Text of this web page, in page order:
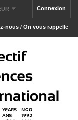
Connexion
nous / On vous rappelle